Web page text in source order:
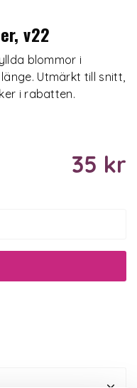
v22
blommor i
Utmärkt till snitt,
i rabatten.
35 kr